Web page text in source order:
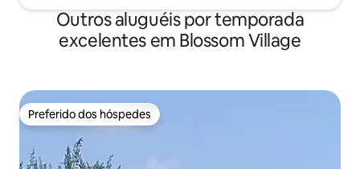
Outros aluguéis por temporada
excelentes em Blossom Village
Preferido dos hóspedes
Preferido dos hóspedes